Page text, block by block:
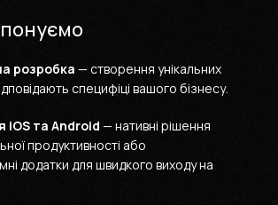
розробка — створення унікальних
специфіці вашого бізнесу.
iOS та Android — нативні рішення
продуктивності або
додатки для швидкого виходу на